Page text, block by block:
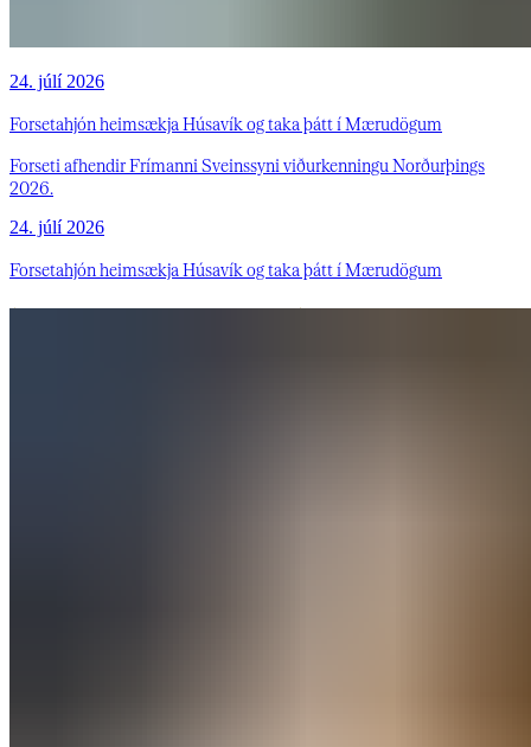
24. júlí 2026
Forsetahjón heimsækja Húsavík og taka þátt í Mærudögum
Forseti afhendir Frímanni Sveinssyni viðurkenningu Norðurþings
2026.
24. júlí 2026
Forsetahjón heimsækja Húsavík og taka þátt í Mærudögum